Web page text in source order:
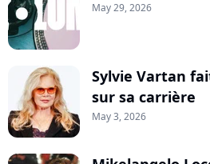
May 29, 2026
Sylvie Vartan
sur sa carrière
May 3, 2026